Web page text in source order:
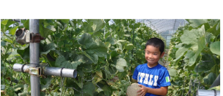
ださい。 ◎更衣室、シャワー、無料鍵付き
ロッカー完備 ◎駐車場は店舗そばにありま
す（海沿い） ◎体験しないお連れ様も休憩
できる屋内スペースあり